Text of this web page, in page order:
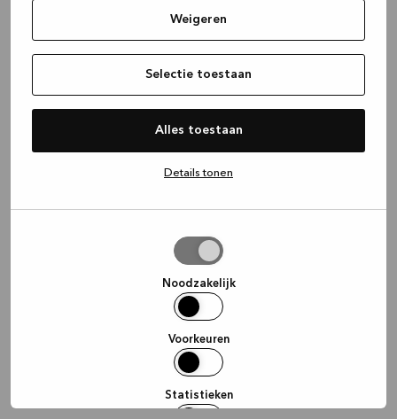
Weigeren
Selectie toestaan
Alles toestaan
Details tonen
Noodzakelijk
Voorkeuren
Statistieken
(see the browser console for more
information).